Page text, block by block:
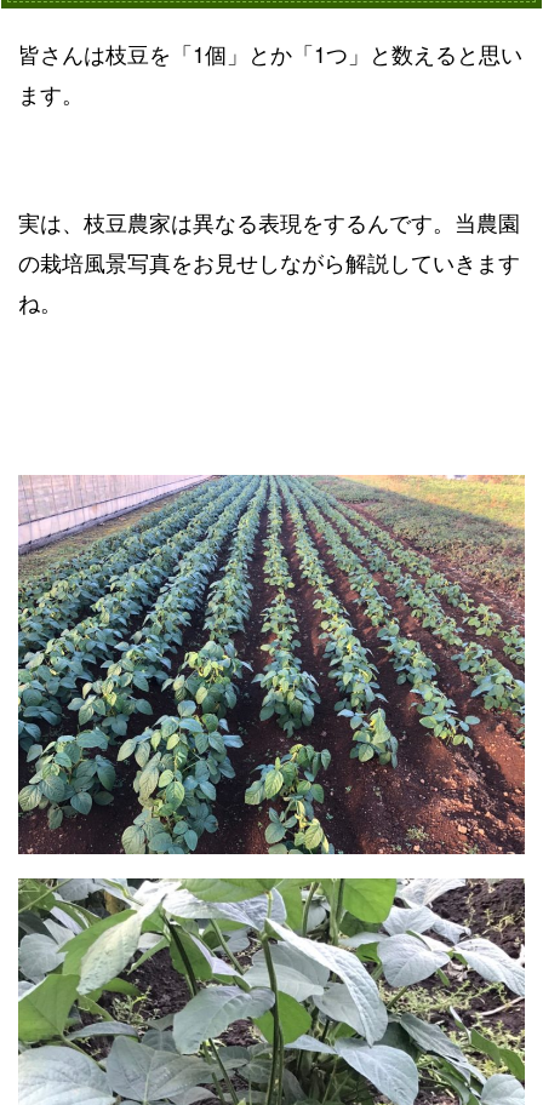
皆さんは枝豆を「1個」とか「1つ」と数えると思い
ます。
実は、枝豆農家は異なる表現をするんです。当農園
の栽培風景写真をお見せしながら解説していきます
ね。